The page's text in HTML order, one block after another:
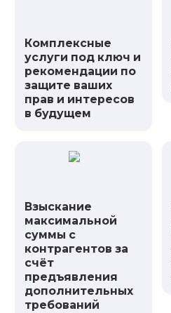
Комплексные
услуги под ключ и
рекомендации по
защите ваших
прав и интересов
в будущем
Взыскание
максимальной
суммы с
контрагентов за
счёт
предъявления
дополнительных
требований